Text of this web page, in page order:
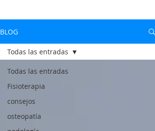
BLOG
Todas las entradas
Fisioterapia
consejos
osteopatía
Todas las entradas